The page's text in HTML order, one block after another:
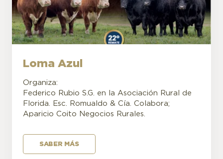
Loma Azul
Organiza:
Federico Rubio S.G. en la Asociación Rural de
Florida. Esc. Romualdo & Cía. Colabora;
Aparicio Coito Negocios Rurales.
SABER MÁS